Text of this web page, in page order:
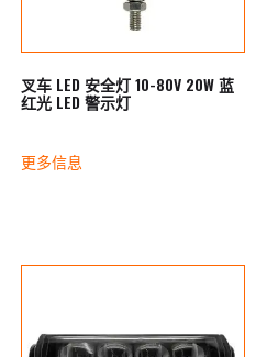
叉车 LED 安全灯 10-80V 20W 蓝
红光 LED 警示灯
更多信息